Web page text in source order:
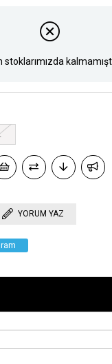
stoklarımızda
YORUM YAZ